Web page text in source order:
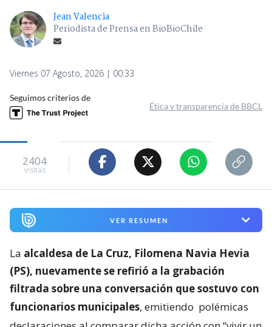
Jean Valencia
Periodista de Prensa en BioBioChile
Viernes 07 Agosto, 2026 | 00:33
Seguimos criterios de
Ética y transparencia de BBCL
2404
visitas
VER RESUMEN
La alcaldesa de La Cruz, Filomena Navia Hevia
(PS), nuevamente se refirió a la grabación
filtrada sobre una conversación que sostuvo con
funcionarios municipales, emitiendo polémicas